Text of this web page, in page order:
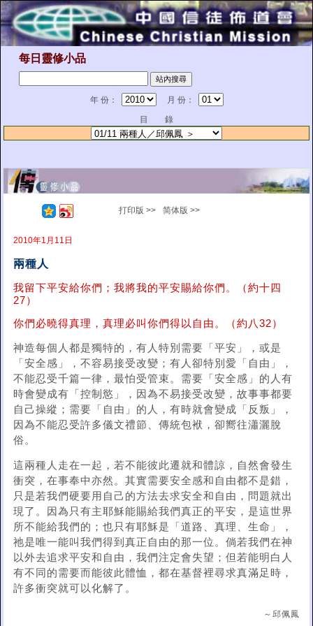
每日靈修小品
年 份：
月 份：
目 錄
打印版 >> 简体版 >>
2010年1月11日
兩種人
我留下平安給你們；我將我的平安賜給你們。（約十四
27）
你們必曉得真理，真理必叫你們得以自由。（約八32）
神造每個人都是獨特的，有人特別需要「平安」，或是
「安全感」，不容易接受改變；有人卻特別愛「自由」，
不能忍受千篇一律，最怕受管束。需要「安全感」的人有
時會變成有「控制慾」，因為不易接受改變，故事事都要
自己操縱；需要「自由」的人，有時就會變成「反叛」，
因為不能忍受許多儀文禮節、傳統包袱，卻嚮往瀟灑脫
俗。
這兩種人走在一起，若不能彼此遷就和體諒，自然會發生
衝突，在事奉中亦然。其實需要安全感和自由都不是錯，
只是若我們硬要用自己的方法去求安全和自由，問題就出
現了。因為只有主耶穌能賜給我們真正的平安，是這世界
所不能給我們的；也只有耶穌是「道路、真理、生命」，
祂是唯一能叫我們得到真正自由的那一位。倘若我們在神
以外去追求平安和自由，我們注定會失望；但若能明白人
有不同的需要而能彼此體恤，都在基督裡尋求真滿足時，
許多衝突就可以化解了。
～邱佩鳳